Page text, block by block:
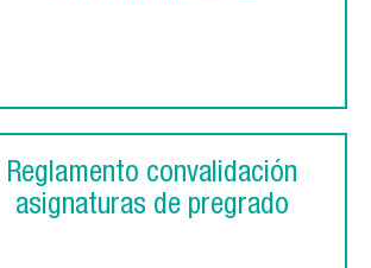
Reglamento convalidación
asignaturas de pregrado